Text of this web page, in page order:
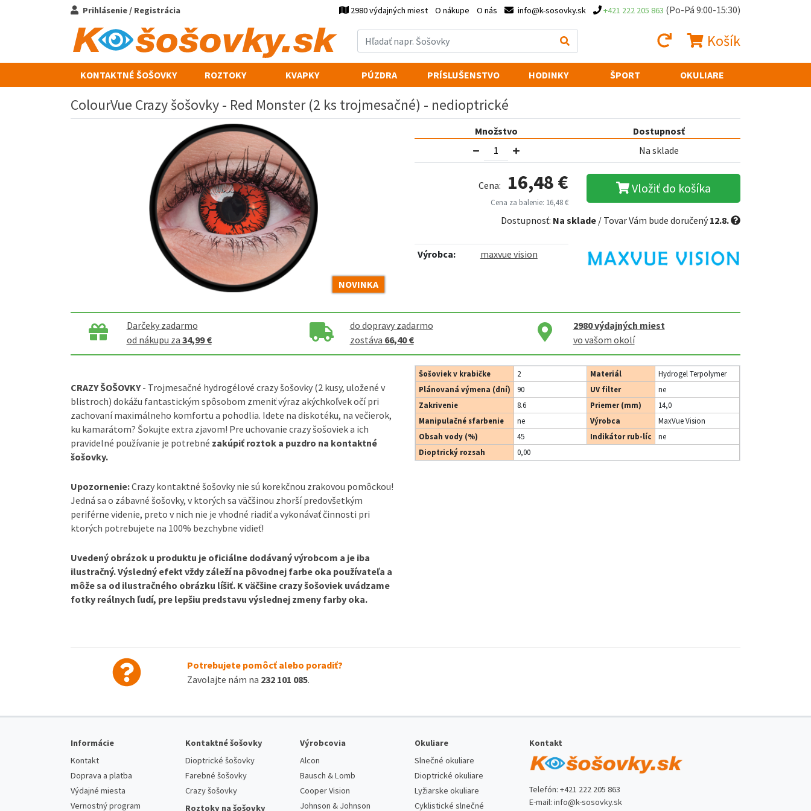
Prihlásenie / Registrácia 2980 výdajných miest O nákupe O nás info@k-sosovky.sk +421 222 205 863 (Po-Pá 9:00-15:30)
Košík
KONTAKTNÉ ŠOŠOVKY ROZTOKY KVAPKY PÚZDRA PRÍSLUŠENSTVO HODINKY ŠPORT OKULIARE
ColourVue Crazy šošovky - Red Monster (2 ks trojmesačné) - nedioptrické
NOVINKA
Množstvo
Dostupnosť
Na sklade
Cena: 16,48 €
Cena za balenie: 16,48 €
Vložiť do košíka
Dostupnosť: Na sklade / Tovar Vám bude doručený12.8.
Výrobca: maxvue vision
Darčeky zadarmo
od nákupu za 34,99 €
do dopravy zadarmo
zostáva 66,40 €
2980výdajných miest
vo vašom okolí
CRAZY ŠOŠOVKY- Trojmesačné hydrogélové crazy šošovky (2 kusy, uložené v
blistroch) dokážu fantastickým spôsobom zmeniť výraz akýchkoľvek očí pri
zachovaní maximálneho komfortu a pohodlia. Idete na diskotéku, na večierok,
ku kamarátom? Šokujte extra zjavom! Pre uchovanie crazy šošoviek a ich
pravidelné používanie je potrebné zakúpiť roztok a puzdro na kontaktné
šošovky.
Upozornenie:Crazy kontaktné šošovky nie sú korekčnou zrakovou pomôckou!
Jedná sa o zábavné šošovky, v ktorých sa väčšinou zhorší predovšetkým
periférne videnie, preto v nich nie je vhodné riadiť a vykonávať činnosti pri
ktorých potrebujete na 100% bezchybne vidieť!
Uvedený obrázok u produktu je oficiálne dodávaný výrobcom a je iba
ilustračný. Výsledný efekt vždy záleží na pôvodnej farbe oka používateľa a
môže sa od ilustračného obrázku líšiť. K väčšine crazy šošoviek uvádzame
fotky reálnych ľudí, pre lepšiu predstavu výslednej zmeny farby oka.
Šošoviek v krabičke 2 Materiál
Hydrogel Terpolymer
Plánovaná výmena (dní)
90 UV filter
ne
Zakrivenie
8.6 Priemer (mm)
14,0
Manipulačné sfarbenie
ne Výrobca
MaxVue Vision
Obsah vody (%)
45 Indikátor rub-líc
ne
Dioptrický rozsah
0,00
Potrebujete pomôcť alebo poradiť?
Zavolajte nám na 232 101 085.
Informácie
Kontakt
Doprava a platba
Výdajné miesta
Vernostný program
Kontaktné šošovky
Dioptrické šošovky
Farebné šošovky
Crazy šošovky
Roztoky na šošovky
Výrobcovia
Alcon
Bausch & Lomb
Cooper Vision
Johnson & Johnson
Okuliare
Slnečné okuliare
Dioptrické okuliare
Lyžiarske okuliare
Cyklistické slnečné
Kontakt
Telefón: +421 222 205 863
E-mail: info@k-sosovky.sk